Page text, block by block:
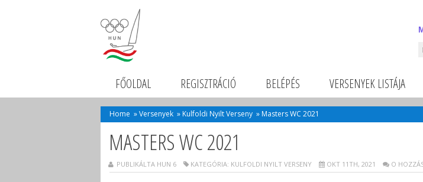
FŐOLDAL REGISZTRÁCIÓ BELÉPÉS VERSENYEK LISTÁJA
Home »Versenyek » Kulfoldi Nyilt Verseny » Masters WC 2021
MASTERS WC 2021
PUBLIKÁLTA HUN 6 KATEGÓRIA: KULFOLDI NYILT VERSENY OKT 11TH, 2021 O